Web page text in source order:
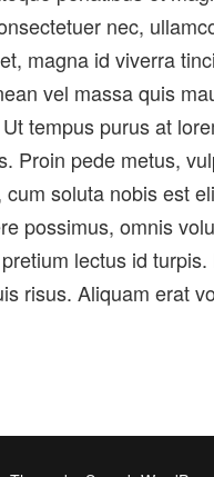
nec,
magna id viverra
vel massa quis
tempus purus at
Proin pede metus,
soluta nobis est
possimus, omnis
lectus id
risus. Aliquam erat